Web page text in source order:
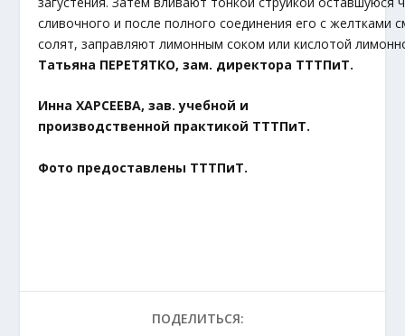
сливочного и после полного соединения его с
солят, заправляют лимонным соком или кислотой
Татьяна ПЕРЕТЯТКО,зам. директора ТТТПиТ.
Инна ХАРСЕЕВА,зав. учебной и
производственной практикой ТТТПиТ.
Фото предоставлены ТТТПиТ.
ПОДЕЛИТЬСЯ: